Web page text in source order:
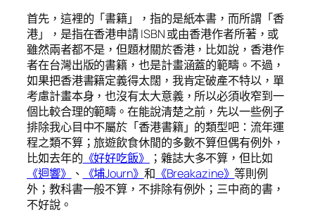
首先，這裡的「書籍」，指的是紙本書，而所謂「香
港」，是指在香港申請 ISBN 或由香港作者所著，或
雖然兩者都不是，但題材關於香港，比如說，香港作
者在台灣出版的書籍，也是計畫涵蓋的範疇。不過，
如果把香港書籍定義得太闊，我肯定破產不特以，單
考慮計畫本身，也沒有太大意義，所以必須收窄到一
個比較合理的範疇。在能說清楚之前，先以一些例子
排除我心目中不屬於「香港書籍」的類型吧：流年運
程之類不算；旅遊飲食休閒的多數不算但偶有例外，
比如去年的 《好好吃飯》
；雜誌大多不算，但比如
《迴響》
、 《埔Journ》 和 《Breakazine》等則例
外；教科書一般不算，不排除有例外；三中商的書，
不好說。